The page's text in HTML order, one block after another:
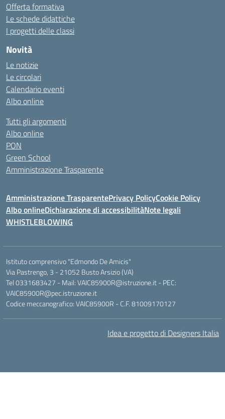
Offerta formativa
Le schede didattiche
I progetti delle classi
Novità
Le notizie
Le circolari
Calendario eventi
Albo online
Tutti gli argomenti
Albo online
PON
Green School
Amministrazione Trasparente
Amministrazione TrasparentePrivacy PolicyCookie Policy
Albo onlineDichiarazione di accessibilitàNote legali
WHISTLEBLOWING
Istituto comprensivo "Edmondo De Amicis"
Via Pastrengo, 3 - 21052 Busto Arsizio (VA)
Tel 0331683427 - Mail: VAIC85900R@istruzione.it - PEC:
VAIC85900R@pec.istruzione.it
Codice meccanografico: VAIC85900R - C.F. 81009170127
Idea e progetto di Designers Italia